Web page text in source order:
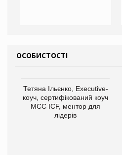
ОСОБИСТОСТІ
Тетяна Ільєнко, Executive-
коуч, сертифікований коуч
МСС ICF, ментор для
лідерів